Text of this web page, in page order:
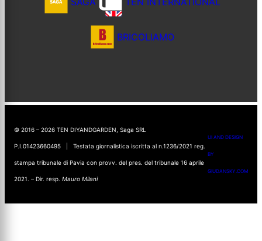
BRICOLIAMO
© 2016 – 2026 TEN DIYANDGARDEN, Saga SRL
P.I.01423660495 | Testata giornalistica iscritta al n.1236/2021 reg.
stampa tribunale di Pavia con provv. del pres. del tribunale 16 aprile
2021. – Dir. resp. Mauro Milani
UI AND DESIGN
BY
GIUDANSKY.COM